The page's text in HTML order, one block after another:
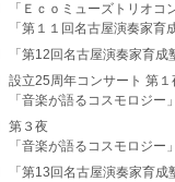
「Ｅｃｏミューズトリオコ
「第１１回名古屋演奏家育
「第12回名古屋演奏家育
設立25周年コンサート 第
「音楽が語るコスモロジ
第３夜
「音楽が語るコスモロジ
「第13回名古屋演奏家育